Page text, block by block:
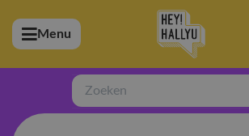
(Artiesten)
(Merchandise)
(Exclusive)
Menu
Zoeken